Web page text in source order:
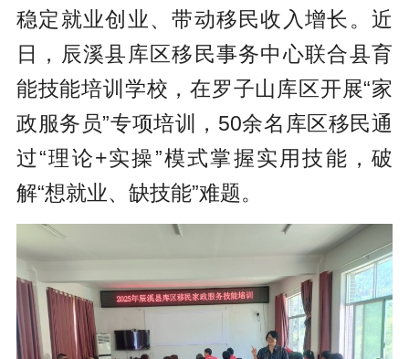
稳定就业创业、带动移民收入增长。近
日，辰溪县库区移民事务中心联合县育
能技能培训学校，在罗子山库区开展“家
政服务员”专项培训，50余名库区移民通
过“理论+实操”模式掌握实用技能，破
解“想就业、缺技能”难题。